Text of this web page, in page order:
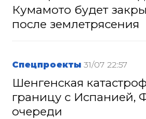
Кумамото будет
после землетрясения
Спецпроекты 31/07 22:57
Шенгенская
границу с Испанией,
очереди